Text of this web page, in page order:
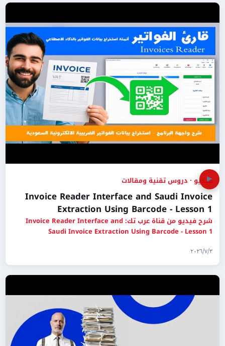
▶
فيديو · دروس تقنية ومقالات
Invoice Reader Interface and Saudi Invoice
Extraction Using Barcode - Lesson 1
شرح فيديو من قناة عرب تك: Invoice Reader Interface and
Saudi Invoice Extraction Using Barcode - Lesson 1
٣‏/٧‏/٢٠٢٦